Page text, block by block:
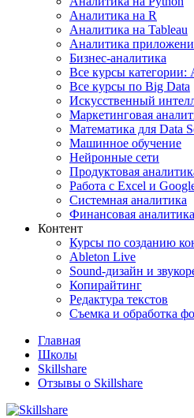
Аналитика на R
Аналитика на Tableau
Аналитика
Бизнес-аналитика
Все курсы категории:
Все курсы по Big Data
Искусственный
Маркетинговая
Математика для Data
Машинное обучение
Нейронные сети
Продуктовая
Работа с Excel и
Системная аналитика
Финансовая аналитика
Контент
Курсы по созданию
Ableton Live
Sound-дизайн и
Копирайтинг
Редактура текстов
Съемка и обработка
Главная
Школы
Skillshare
Отзывы о Skillshare